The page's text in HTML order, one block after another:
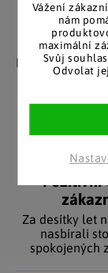
Vážení
nám
maximální
Svůj
Odvolat
Záruka
Nakupujete bez
jednání v
Pozitivní
Za desítky let
nasbírali
spokojených